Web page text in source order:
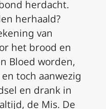
herdacht.
herhaald?
van
het brood en
Bloed worden,
toch aanwezig
en drank in
de Mis. De